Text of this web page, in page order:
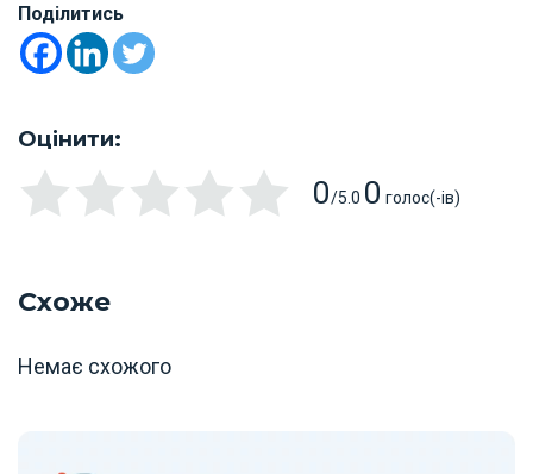
Поділитись
Оцінити:
0/5.0 0 голос(-ів)
Схоже
Немає схожого